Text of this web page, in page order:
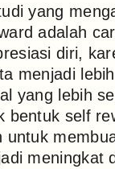
yang
adalah
diri,
menjadi
yang lebih
bentuk self
untuk
meningkat